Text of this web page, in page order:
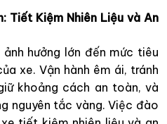
Tiết Kiệm Nhiên Liệu và An
hưởng lớn đến mức tiêu
xe. Vận hành êm ái, tránh
khoảng cách an toàn, và
nguyên tắc vàng. Việc đào